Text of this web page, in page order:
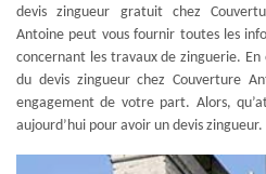
devis zingueur gratuit chez
Antoine peut vous fournir toutes les
concernant les travaux de zinguerie.
du devis zingueur chez Couverture
engagement de votre part. Alors,
aujourd’hui pour avoir un devis zingueur.